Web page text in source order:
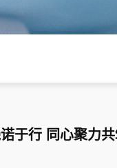
于行 同心聚力